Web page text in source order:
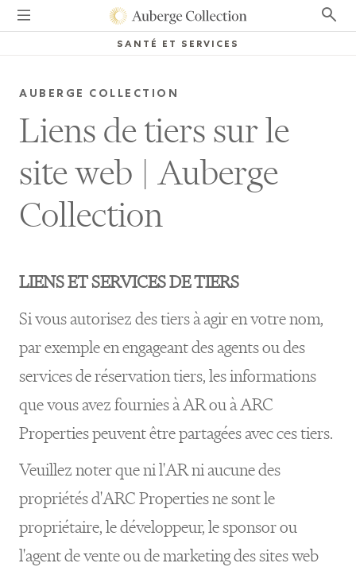
SANTÉ ET SERVICES
AUBERGE COLLECTION
Liens de tiers sur le
site web | Auberge
Collection
LIENS ET SERVICES DE TIERS
Si vous autorisez des tiers à agir en votre nom,
par exemple en engageant des agents ou des
services de réservation tiers, les informations
que vous avez fournies à AR ou à ARC
Properties peuvent être partagées avec ces tiers.
Veuillez noter que ni l'AR ni aucune des
propriétés d'ARC Properties ne sont le
propriétaire, le développeur, le sponsor ou
l'agent de vente ou de marketing des sites web